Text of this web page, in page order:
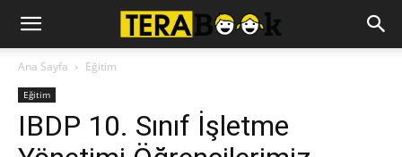
Ana Sayfa Eğitim
Eğitim
IBDP 10. Sınıf İşletme